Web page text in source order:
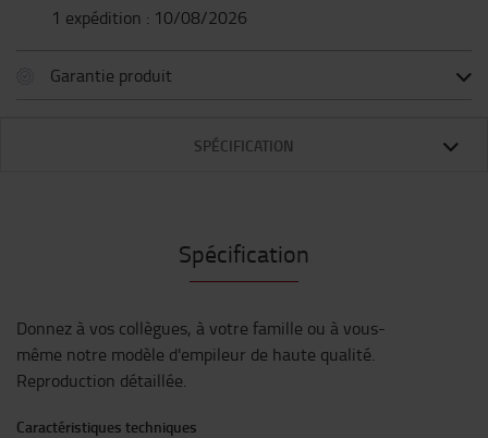
1 expédition : 10/08/2026
Garantie produit
SPÉCIFICATION
Spécification
Donnez à vos collègues, à votre famille ou à vous-
même notre modèle d'empileur de haute qualité.
Reproduction détaillée.
Caractéristiques techniques